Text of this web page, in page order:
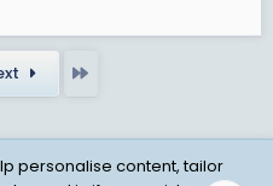
personalise content, tailor